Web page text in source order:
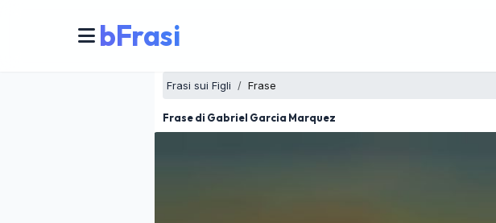
bFrasi
Frasi sui Figli Frase
Frase di Gabriel Garcia Marquez